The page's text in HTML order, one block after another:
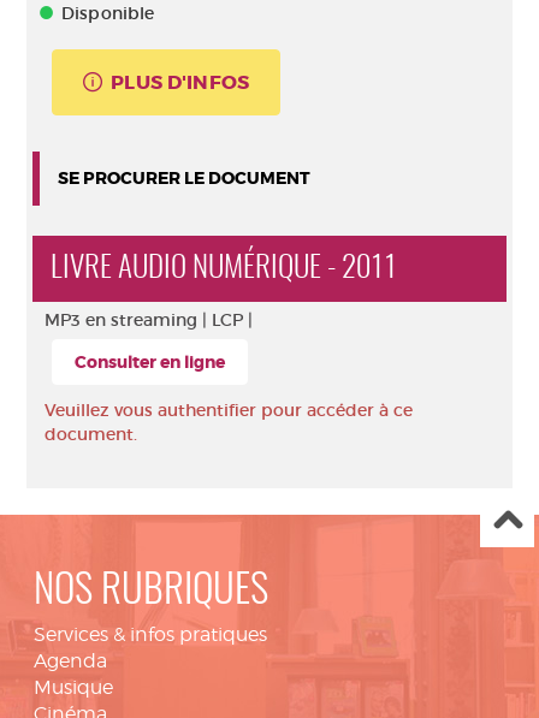
Disponible
PLUS D'INFOS
SE PROCURER LE DOCUMENT
LIVRE AUDIO NUMÉRIQUE - 2011
MP3 en streaming | LCP |
Consulter en ligne
Veuillez vous authentifier pour accéder à ce
document.
NOS RUBRIQUES
Services & infos pratiques
Agenda
Musique